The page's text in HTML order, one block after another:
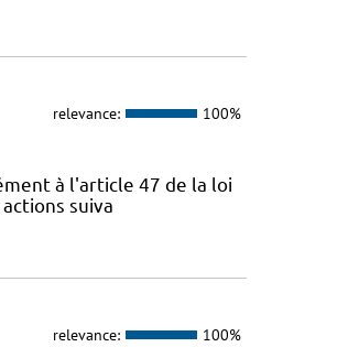
relevance: 100%
à l'article 47 de la loi
suiva
relevance: 100%